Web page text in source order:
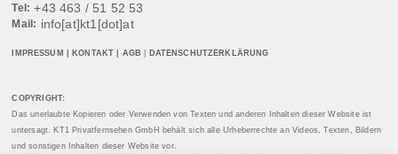
Tel: +43 463 / 51 52 53
Mail: info[at]kt1[dot]at
IMPRESSUM KONTAKT AGB DATENSCHUTZERKLÄRUNG
COPYRIGHT:
Das unerlaubte Kopieren oder Verwenden von Texten und anderen Inhalten dieser Website ist
untersagt. KT1 Privatfernsehen GmbH behält sich alle Urheberrechte an Videos, Texten, Bildern
und sonstigen Inhalten dieser Website vor.